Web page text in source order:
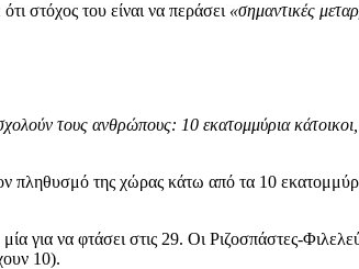
στόχος του είναι να περάσει «σημαντικές
τους ανθρώπους: 10 εκατομμύρια κάτοικοι,
πληθυσμό της χώρας κάτω από τα 10
για να φτάσει στις 29. Οι Ριζοσπάστες-
10).